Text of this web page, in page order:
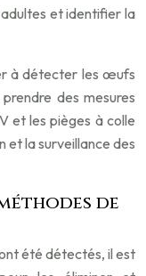
et identifier la
à détecter les œufs
des mesures
et les pièges à colle
et la surveillance des
de
été détectés, il est